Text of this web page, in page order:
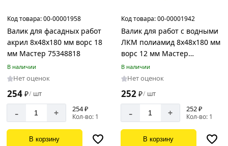
Код товара:00-00001958
Валик для фасадных работ
акрил 8х48х180 мм ворс 18
мм Мастер 75348818
В наличии
Нет оценок
254 ₽/ шт
- + 254 ₽
Кол-во: 1
В корзину
Код товара:00-00001942
Валик для работ с водными
ЛКМ полиамид 8х48х180 мм
ворс 12 мм Мастер
77148818
В наличии
Нет оценок
252 ₽/ шт
- + 252 ₽
Кол-во: 1
В корзину